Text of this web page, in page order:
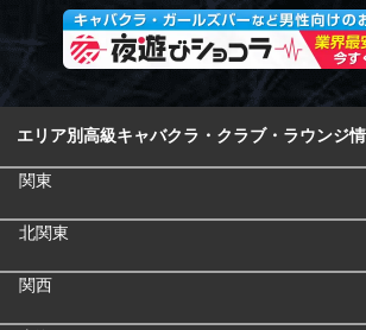
エリア別高級キャバクラ・クラブ・ラウンジ
関東
北関東
関西